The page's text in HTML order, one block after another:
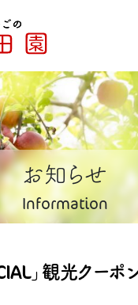
お知らせ
Information
」観光クーポ